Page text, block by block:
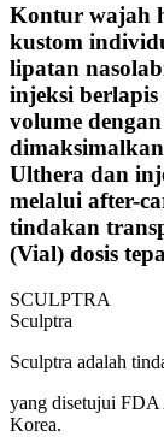
Kontur wajah
kustom
lipatan
injeksi
volume
Ulthera dan
melalui after-
tindakan
(Vial) dosis
SCULPTRA
Sculptra
Sculptra adalah
yang disetujui
Korea.